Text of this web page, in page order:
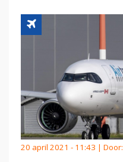
20 april 2021 - 11:43 | Door: